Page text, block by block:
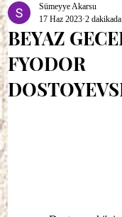
BEYAZ
FYODOR
Sümeyye Akarsu
17 Haz 2023 2